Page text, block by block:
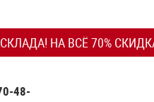
НА ВСЁ 70%
48-